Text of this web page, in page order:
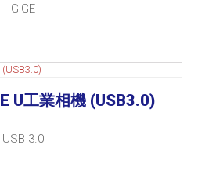
GIGE
U工業相機 (USB3.0)
USB 3.0